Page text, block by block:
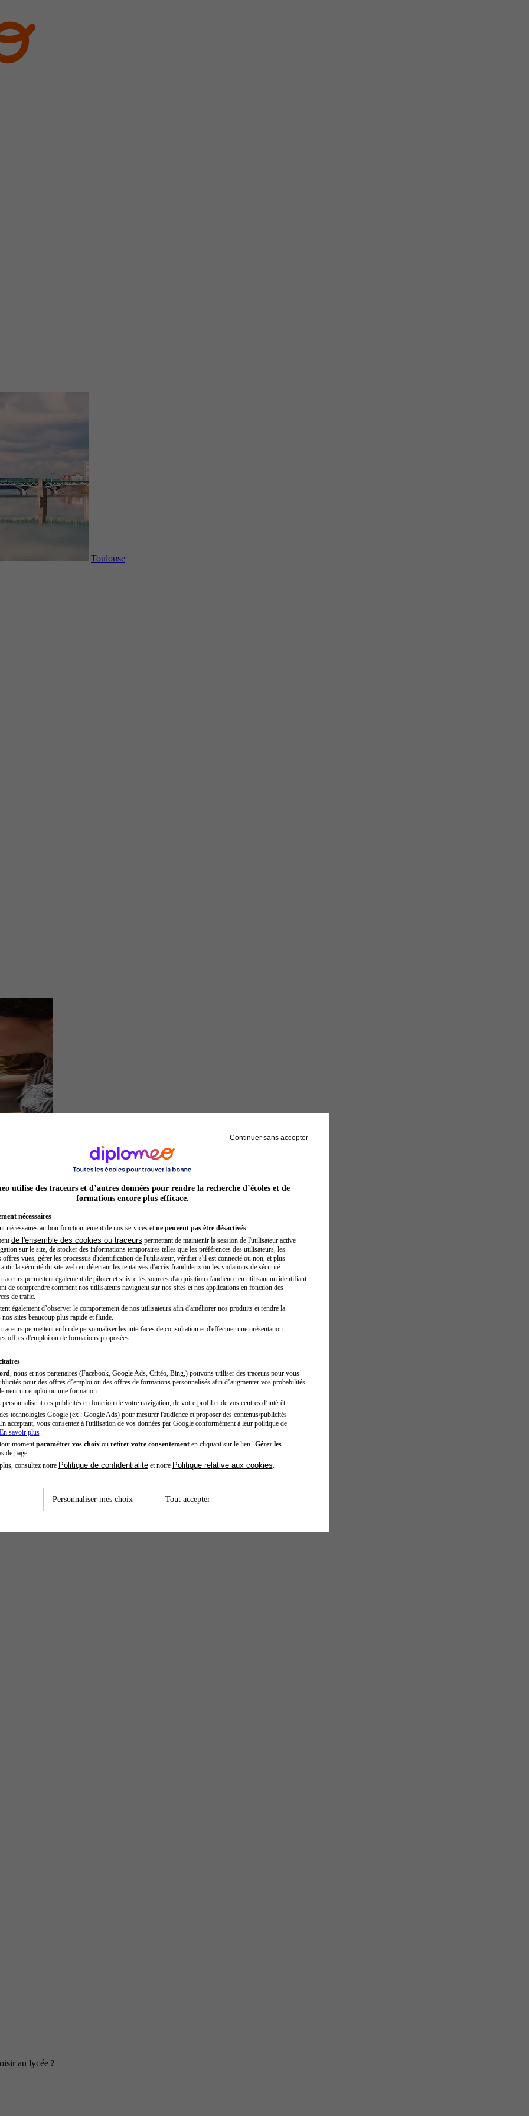
Toulouse
au lycée ?
Continuer sans accepter
utilise des traceurs et d’autres données pour rendre la recherche d’écoles et de
formations encore plus efficace.
nécessaires
nécessaires au bon fonctionnement de nos services et ne peuvent pas être désactivés.
de l'ensemble des cookies ou traceurs permettant de maintenir la session de l'utilisateur active
sur le site, de stocker des informations temporaires telles que les préférences des utilisateurs, les
offres vues, gérer les processus d'identification de l'utilisateur, vérifier s'il est connecté ou non, et plus
la sécurité du site web en détectant les tentatives d'accès frauduleux ou les violations de sécurité.
permettent également de piloter et suivre les sources d'acquisition d'audience en utilisant un identifiant
de comprendre comment nos utilisateurs naviguent sur nos sites et nos applications en fonction des
de trafic.
également d’observer le comportement de nos utilisateurs afin d'améliorer nos produits et rendre la
sites beaucoup plus rapide et fluide.
permettent enfin de personnaliser les interfaces de consultation et d'effectuer une présentation
offres d'emploi ou de formations proposées.
, nous et nos partenaires (Facebook, Google Ads, Critéo, Bing,) pouvons utiliser des traceurs pour vous
pour des offres d’emploi ou des offres de formations personnalisés afin d’augmenter vos probabilités
un emploi ou une formation.
ces publicités en fonction de votre navigation, de votre profil et de vos centres d’intérêt.
technologies Google (ex : Google Ads) pour mesurer l'audience et proposer des contenus/publicités
acceptant, vous consentez à l'utilisation de vos données par Google conformément à leur politique de
savoir plus
moment paramétrer vos choixou retirer votre consentementen cliquant sur le lien "Gérer les
de page.
consultez notre Politique de confidentialitéet notre Politique relative aux cookies
Personnaliser mes choix Tout accepter